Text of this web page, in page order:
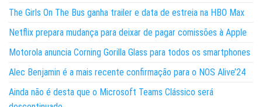
The Girls On The Bus ganha trailer e data de estreia na HBO Max
Netflix prepara mudança para deixar de pagar comissões à Apple
Motorola anuncia Corning Gorilla Glass para todos os smartphones
Alec Benjamin é a mais recente confirmação para o NOS Alive’24
Ainda não é desta que o Microsoft Teams Clássico será